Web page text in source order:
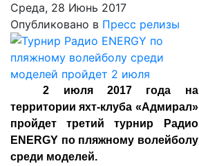
Среда, 28 Июнь 2017
Опубликовано в Пресс релизы
2 июля 2017 года на
территории яхт-клуба «Адмирал»
пройдет третий турнир Радио
ENERGY по пляжному волейболу
среди моделей.